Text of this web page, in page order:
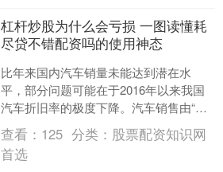
杠杆炒股为什么会亏损 一图读懂耗
尽贷不错配资吗的使用神态
比年来国内汽车销量未能达到潜在水
平，部分问题可能在于2016年以来我国
汽车折旧率的极度下降。汽车销售由“净
新增需求”和“折旧需求”组成。据CF40筹
商测算，潜在....
查看： 125 分类： 股票配资知识网
首选